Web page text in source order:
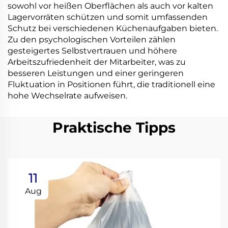
sowohl vor heißen Oberflächen als auch vor kalten
Lagervorräten schützen und somit umfassenden
Schutz bei verschiedenen Küchenaufgaben bieten.
Zu den psychologischen Vorteilen zählen
gesteigertes Selbstvertrauen und höhere
Arbeitszufriedenheit der Mitarbeiter, was zu
besseren Leistungen und einer geringeren
Fluktuation in Positionen führt, die traditionell eine
hohe Wechselrate aufweisen.
Praktische Tipps
11
Aug